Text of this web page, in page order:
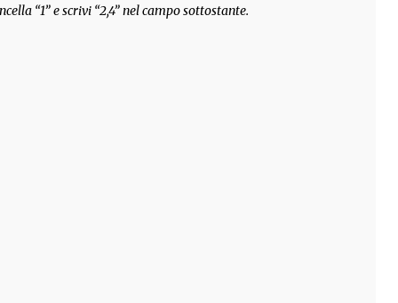
“1” e scrivi “2,4” nel campo sottostante.